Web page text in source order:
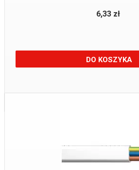
6,33 zł
DO KOSZYKA
Dostępne:12543 m.